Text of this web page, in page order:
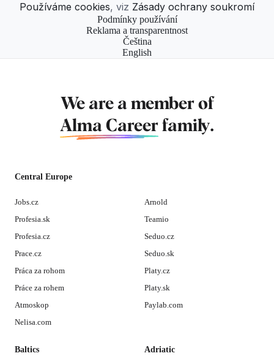
Používáme cookies, viz Zásady ochrany soukromí
Podmínky používání
Reklama a transparentnost
Čeština
English
We are a member of
Alma Career family.
Central Europe
Jobs.cz
Profesia.sk
Profesia.cz
Prace.cz
Práca za rohom
Práce za rohem
Atmoskop
Nelisa.com
Arnold
Teamio
Seduo.cz
Seduo.sk
Platy.cz
Platy.sk
Paylab.com
Baltics Adriatic